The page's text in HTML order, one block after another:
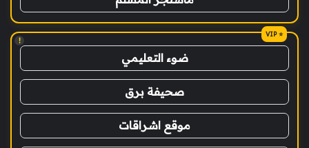
!
ضوء التعليمي
صحيفة برق
موقع اشراقات